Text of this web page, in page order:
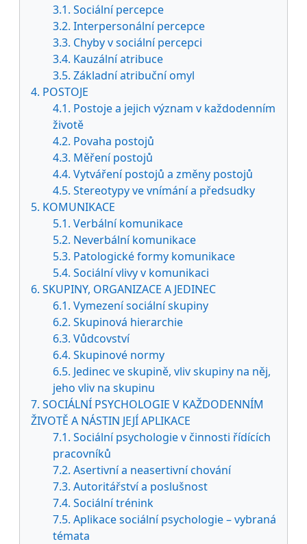
3.1. Sociální percepce
3.2. Interpersonální percepce
3.3. Chyby v sociální percepci
3.4. Kauzální atribuce
3.5. Základní atribuční omyl
4. POSTOJE
4.1. Postoje a jejich význam v každodenním
životě
4.2. Povaha postojů
4.3. Měření postojů
4.4. Vytváření postojů a změny postojů
4.5. Stereotypy ve vnímání a předsudky
5. KOMUNIKACE
5.1. Verbální komunikace
5.2. Neverbální komunikace
5.3. Patologické formy komunikace
5.4. Sociální vlivy v komunikaci
6. SKUPINY, ORGANIZACE A JEDINEC
6.1. Vymezení sociální skupiny
6.2. Skupinová hierarchie
6.3. Vůdcovství
6.4. Skupinové normy
6.5. Jedinec ve skupině, vliv skupiny na něj,
jeho vliv na skupinu
7. SOCIÁLNÍ PSYCHOLOGIE V KAŽDODENNÍM
ŽIVOTĚ A NÁSTIN JEJÍ APLIKACE
7.1. Sociální psychologie v činnosti řídících
pracovníků
7.2. Asertivní a neasertivní chování
7.3. Autoritářství a poslušnost
7.4. Sociální trénink
7.5. Aplikace sociální psychologie – vybraná
témata